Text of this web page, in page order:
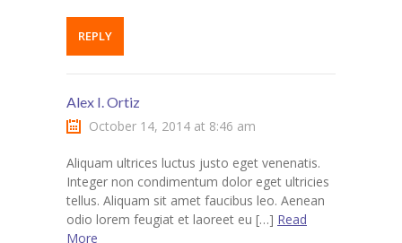
REPLY
Alex I. Ortiz
October 14, 2014 at 8:46 am
Aliquam ultrices luctus justo eget venenatis.
Integer non condimentum dolor eget ultricies
tellus. Aliquam sit amet faucibus leo. Aenean
odio lorem feugiat et laoreet eu […] Read
More